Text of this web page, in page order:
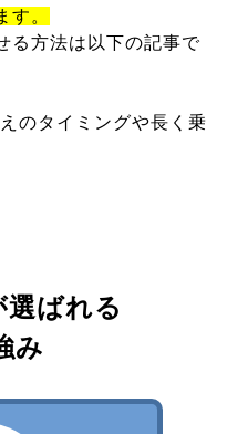
す。
る方法は以下の記事で
のタイミングや長く乗
ばれる
み